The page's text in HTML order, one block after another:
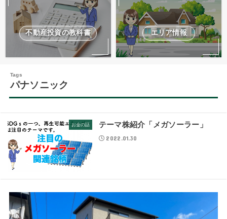
不動産投資の教科書 エリア情報
パナソニック
お金の話 テーマ株紹介「メガソーラー」
2022.01.30